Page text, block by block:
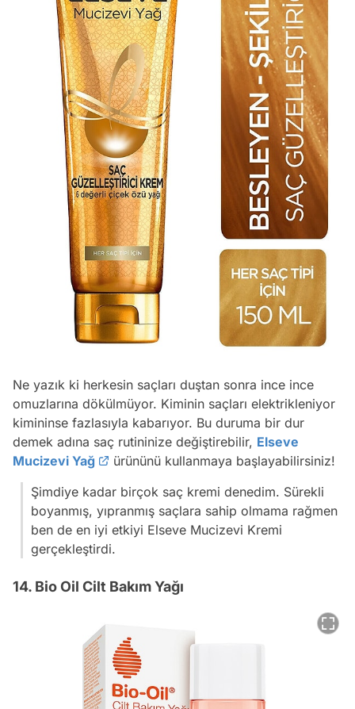
Ne yazık ki herkesin saçları duştan sonra ince ince
omuzlarına dökülmüyor. Kiminin saçları elektrikleniyor
kimininse fazlasıyla kabarıyor. Bu duruma bir dur
demek adına saç rutininize değiştirebilir, Elseve
Mucizevi Yağ
ürününü kullanmaya başlayabilirsiniz!
Şimdiye kadar birçok saç kremi denedim. Sürekli
boyanmış, yıpranmış saçlara sahip olmama rağmen
ben de en iyi etkiyi Elseve Mucizevi Kremi
gerçekleştirdi.
14. Bio Oil Cilt Bakım Yağı